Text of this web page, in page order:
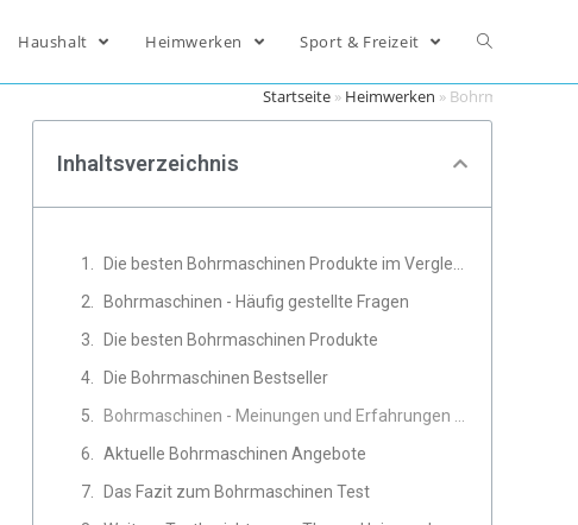
Haushalt Heimwerken Sport & Freizeit
Startseite» Heimwerken » Bohrmaschinen
Inhaltsverzeichnis
Bohrmaschinen - Häufig gestellte Fragen
Die besten Bohrmaschinen Produkte
Die Bohrmaschinen Bestseller
Aktuelle Bohrmaschinen Angebote
Das Fazit zum Bohrmaschinen Test